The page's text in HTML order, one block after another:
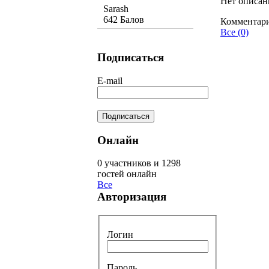
Все (0)
Sarash
642 Балов
Подписаться
E-mail
Онлайн
0 участников и 1298
гостей онлайн
Все
Авторизация
Логин